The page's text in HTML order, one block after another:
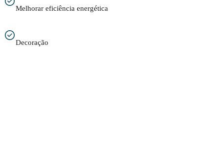
Melhorar eficiência energética
Decoração